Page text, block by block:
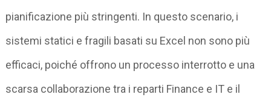
pianificazione più stringenti. In questo scenario, i
sistemi statici e fragili basati su Excel non sono più
efficaci, poiché offrono un processo interrotto e una
scarsa collaborazione tra i reparti Finance e IT e il